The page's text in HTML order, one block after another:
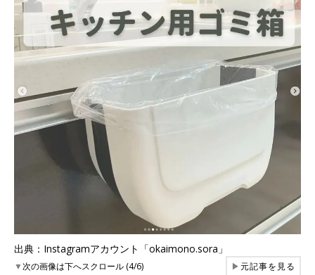
出典：Instagramアカウント「okaimono.sora」
▼次の画像は下へスクロール (4/6) ▶元記事を見る